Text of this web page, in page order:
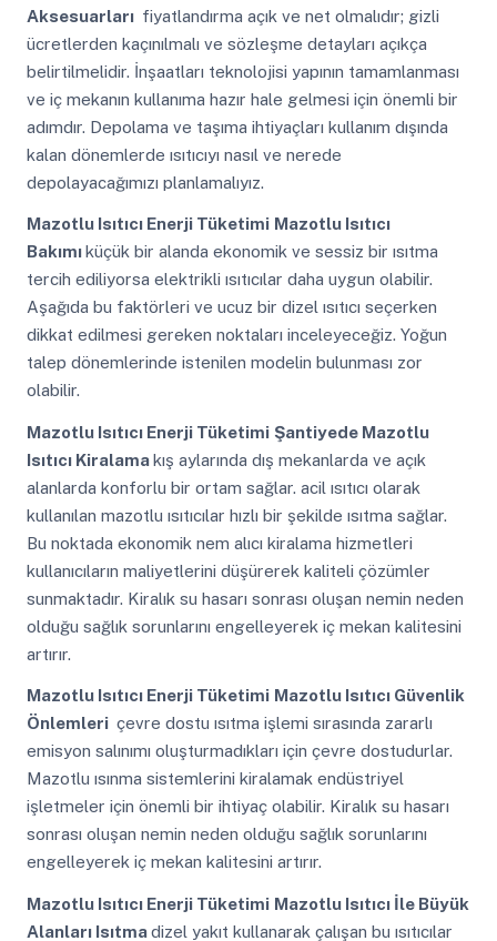
Aksesuarları fiyatlandırma açık ve net olmalıdır; gizli
ücretlerden kaçınılmalı ve sözleşme detayları açıkça
belirtilmelidir. İnşaatları teknolojisi yapının tamamlanması
ve iç mekanın kullanıma hazır hale gelmesi için önemli bir
adımdır. Depolama ve taşıma ihtiyaçları kullanım dışında
kalan dönemlerde ısıtıcıyı nasıl ve nerede
depolayacağımızı planlamalıyız.
Mazotlu Isıtıcı Enerji Tüketimi Mazotlu Isıtıcı
Bakımıküçük bir alanda ekonomik ve sessiz bir ısıtma
tercih ediliyorsa elektrikli ısıtıcılar daha uygun olabilir.
Aşağıda bu faktörleri ve ucuz bir dizel ısıtıcı seçerken
dikkat edilmesi gereken noktaları inceleyeceğiz. Yoğun
talep dönemlerinde istenilen modelin bulunması zor
olabilir.
Mazotlu Isıtıcı Enerji Tüketimi Şantiyede Mazotlu
Isıtıcı Kiralamakış aylarında dış mekanlarda ve açık
alanlarda konforlu bir ortam sağlar. acil ısıtıcı olarak
kullanılan mazotlu ısıtıcılar hızlı bir şekilde ısıtma sağlar.
Bu noktada ekonomik nem alıcı kiralama hizmetleri
kullanıcıların maliyetlerini düşürerek kaliteli çözümler
sunmaktadır. Kiralık su hasarı sonrası oluşan nemin neden
olduğu sağlık sorunlarını engelleyerek iç mekan kalitesini
artırır.
Mazotlu Isıtıcı Enerji Tüketimi Mazotlu Isıtıcı Güvenlik
Önlemleri çevre dostu ısıtma işlemi sırasında zararlı
emisyon salınımı oluşturmadıkları için çevre dostudurlar.
Mazotlu ısınma sistemlerini kiralamak endüstriyel
işletmeler için önemli bir ihtiyaç olabilir. Kiralık su hasarı
sonrası oluşan nemin neden olduğu sağlık sorunlarını
engelleyerek iç mekan kalitesini artırır.
Mazotlu Isıtıcı Enerji Tüketimi Mazotlu Isıtıcı İle Büyük
Alanları Isıtmadizel yakıt kullanarak çalışan bu ısıtıcılar